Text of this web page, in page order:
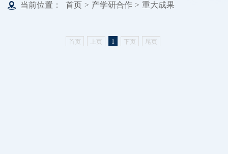
当前位置： 首页 > 产学研合作 > 重大成果
首页 上页 1 下页 尾页